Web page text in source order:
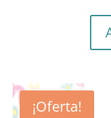
¡Oferta!